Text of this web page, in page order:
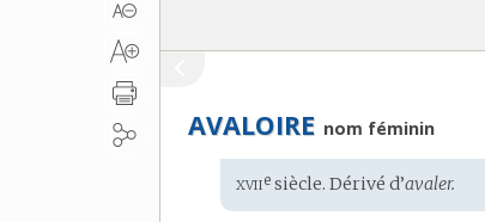
AVALOIRE nom féminin
Étymologie
:
xviie siècle. Dérivé d’avaler.